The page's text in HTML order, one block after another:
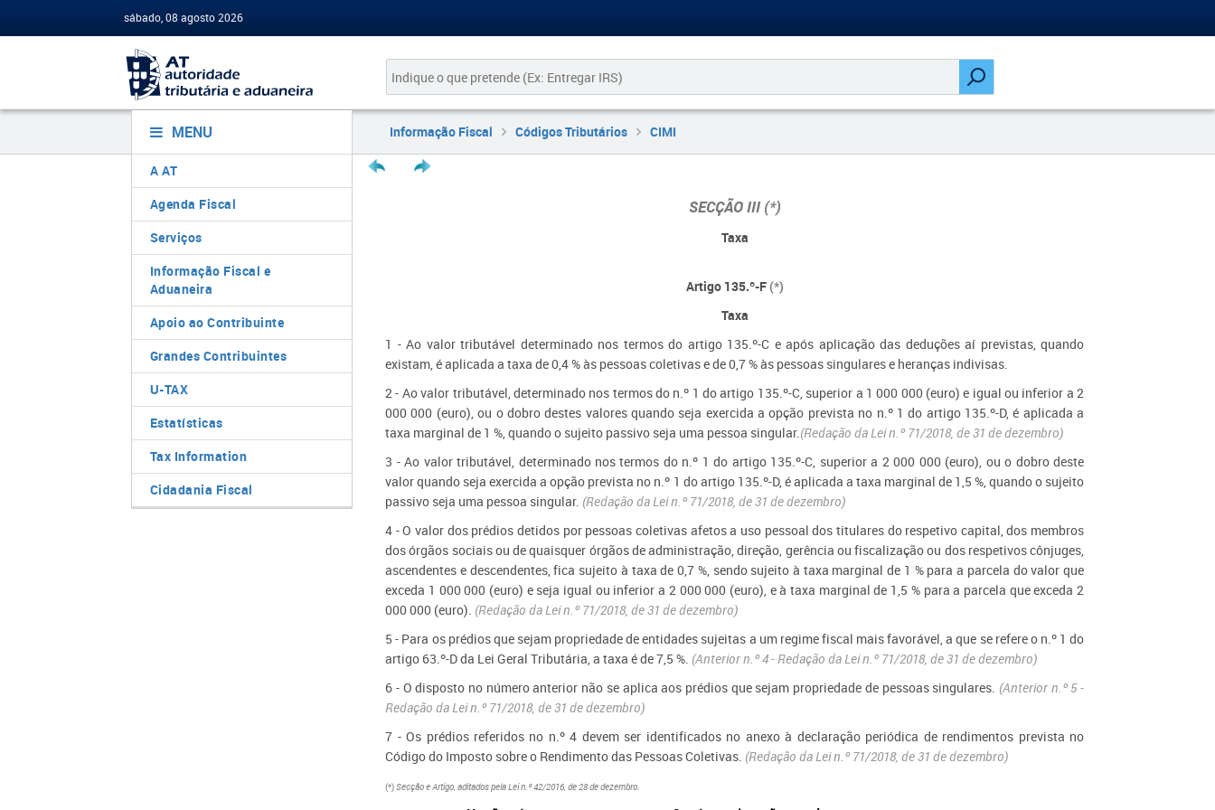
sábado, 08 agosto 2026
MENU
A AT
Agenda Fiscal
Serviços
Informação Fiscal e
Aduaneira
Apoio ao Contribuinte
Grandes Contribuintes
U-TAX
Estatísticas
Tax Information
Cidadania Fiscal
Informação Fiscal Códigos Tributários CIMI
SECÇÃO III(*)
Taxa
Artigo 135.º-F (*)
Taxa
1 - Ao valor tributável determinado nos termos do artigo 135.º-C e após aplicação das deduções aí previstas, quando
existam, é aplicada a taxa de 0,4 % às pessoas coletivas e de 0,7 % às pessoas singulares e heranças indivisas.
2 - Ao valor tributável, determinado nos termos do n.º 1 do artigo 135.º-C, superior a 1 000 000 (euro) e igual ou inferior a 2
000 000 (euro), ou o dobro destes valores quando seja exercida a opção prevista no n.º 1 do artigo 135.º-D, é aplicada a
taxa marginal de 1 %, quando o sujeito passivo seja uma pessoa singular.(Redação da Lei n.º 71/2018, de 31 de dezembro)
3 - Ao valor tributável, determinado nos termos do n.º 1 do artigo 135.º-C, superior a 2 000 000 (euro), ou o dobro deste
valor quando seja exercida a opção prevista no n.º 1 do artigo 135.º-D, é aplicada a taxa marginal de 1,5 %, quando o sujeito
passivo seja uma pessoa singular. (Redação da Lei n.º 71/2018, de 31 de dezembro)
4 - O valor dos prédios detidos por pessoas coletivas afetos a uso pessoal dos titulares do respetivo capital, dos membros
dos órgãos sociais ou de quaisquer órgãos de administração, direção, gerência ou fiscalização ou dos respetivos cônjuges,
ascendentes e descendentes, fica sujeito à taxa de 0,7 %, sendo sujeito à taxa marginal de 1 % para a parcela do valor que
exceda 1 000 000 (euro) e seja igual ou inferior a 2 000 000 (euro), e à taxa marginal de 1,5 % para a parcela que exceda 2
000 000 (euro). (Redação da Lei n.º 71/2018, de 31 de dezembro)
5 - Para os prédios que sejam propriedade de entidades sujeitas a um regime fiscal mais favorável, a que se refere o n.º 1 do
artigo 63.º-D da Lei Geral Tributária, a taxa é de 7,5 %. (Anterior n.º 4 - Redação da Lei n.º 71/2018, de 31 de dezembro)
6 - O disposto no número anterior não se aplica aos prédios que sejam propriedade de pessoas singulares. (Anterior n.º 5-
Redação da Lei n.º 71/2018, de 31 de dezembro)
7 - Os prédios referidos no n.º 4 devem ser identificados no anexo à declaração periódica de rendimentos prevista no
Código do Imposto sobre o Rendimento das Pessoas Coletivas. (Redação da Lei n.º 71/2018, de 31 de dezembro)
(*)Secção e Artigo, aditados pela Lei n.º 42/2016, de 28 de dezembro.